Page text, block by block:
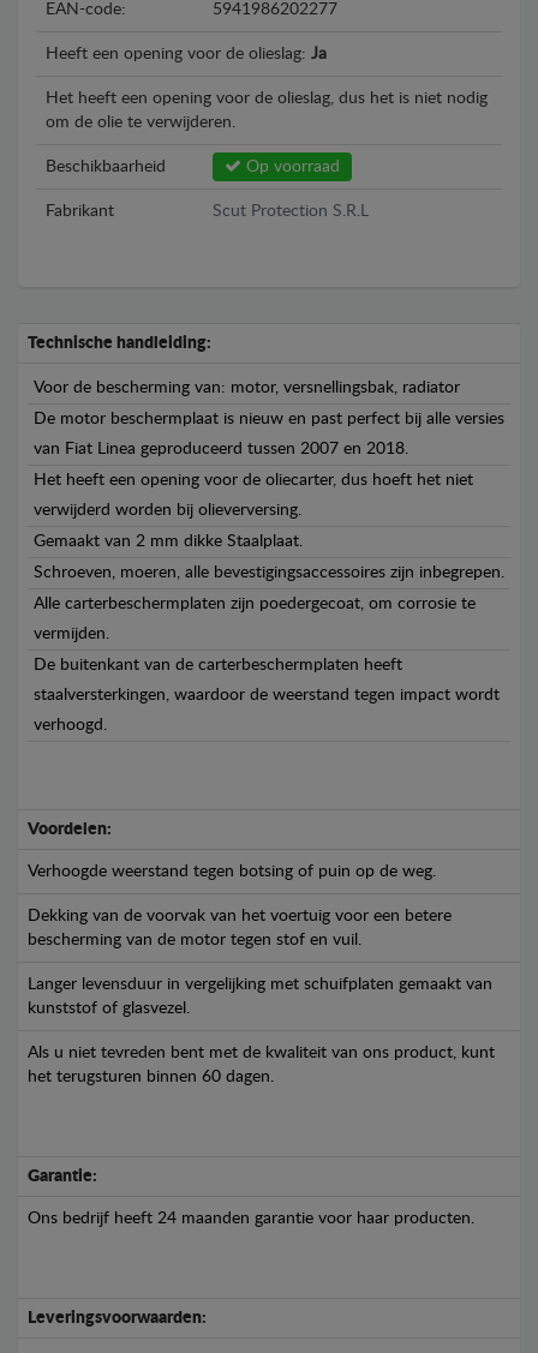
EAN-code: 5941986202277
Heeft een opening voor de olieslag: Ja
Het heeft een opening voor de olieslag, dus het is niet nodig
om de olie te verwijderen.
Beschikbaarheid Op voorraad
Fabrikant Scut Protection S.R.L
Technische handleiding:
Voor de bescherming van: motor, versnellingsbak, radiator
De motor beschermplaat is nieuw en past perfect bij alle versies
van Fiat Linea geproduceerd tussen 2007 en 2018.
Het heeft een opening voor de oliecarter, dus hoeft het niet
verwijderd worden bij olieverversing.
Gemaakt van 2 mm dikke Staalplaat.
Schroeven, moeren, alle bevestigingsaccessoires zijn inbegrepen.
Alle carterbeschermplaten zijn poedergecoat, om corrosie te
vermijden.
De buitenkant van de carterbeschermplaten heeft
staalversterkingen, waardoor de weerstand tegen impact wordt
verhoogd.
Voordelen:
Verhoogde weerstand tegen botsing of puin op de weg.
Dekking van de voorvak van het voertuig voor een betere
bescherming van de motor tegen stof en vuil.
Langer levensduur in vergelijking met schuifplaten gemaakt van
kunststof of glasvezel.
Als u niet tevreden bent met de kwaliteit van ons product, kunt
het terugsturen binnen 60 dagen.
Garantie:
Ons bedrijf heeft 24 maanden garantie voor haar producten.
Leveringsvoorwaarden: